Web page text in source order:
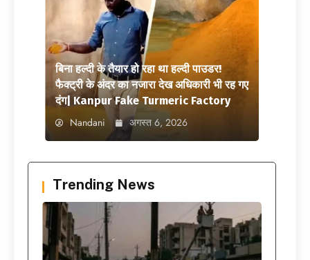
बिना हल्दी के तैयार हो रहा था हल्दी पाउडर!
फैक्ट्री के अंदर का नजारा देख अधिकारी भी रह गए
दंग| Kanpur Fake Turmeric Factory
Nandani अगस्त 6, 2026
Trending News